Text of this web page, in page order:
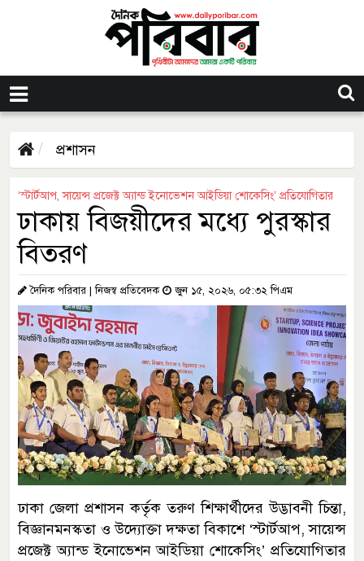
প্রশাসন
‘স্টার্টআপ, সায়েন্স প্রজেক্ট অ্যান্ড ইনোভেশন আইডিয়া শোকেসিং’ প্রতিযোগিতার
ঢাকায় বিজয়ীদের মধ্যে পুরস্কার
বিতরণ
দৈনিক পরিবার | নিজস্ব প্রতিবেদক জুন ১৫, ২০২৬, ০৫:৩২ পিএম
ঢাকা জেলা প্রশাসন কর্তৃক তরুণ শিক্ষার্থীদের উদ্ভাবনী চিন্তা,
বিজ্ঞানমনস্কতা ও উদ্যোক্তা দক্ষতা বিকাশে ‘স্টার্টআপ, সায়েন্স
প্রজেক্ট অ্যান্ড ইনোভেশন আইডিয়া শোকেসিং’ প্রতিযোগিতার